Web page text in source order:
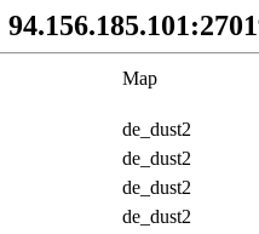
Map
de_dust2
de_dust2
de_dust2
de_dust2